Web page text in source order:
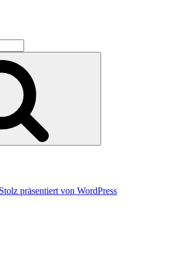
Stolz präsentiert von WordPress